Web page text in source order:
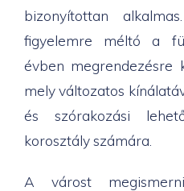
bizonyítottan
figyelemre méltó a
évben megrendezésre
mely változatos
és szórakozási
korosztály számára.
A várost